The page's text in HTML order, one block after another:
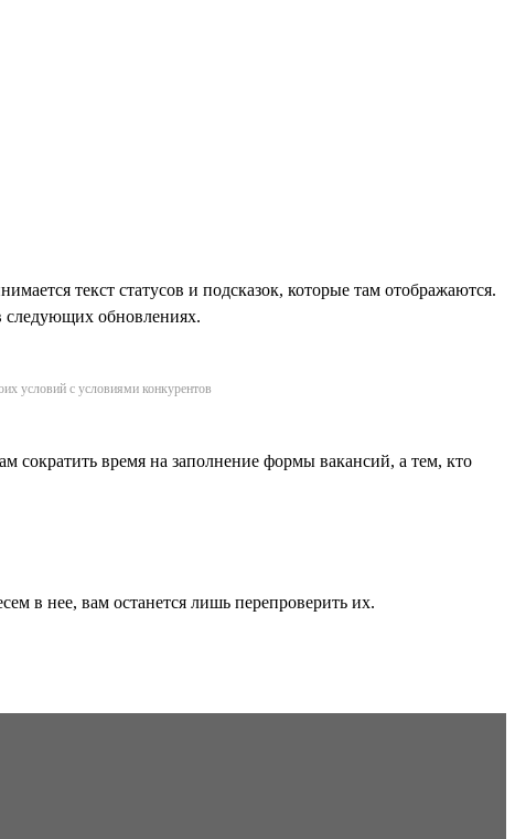
текст статусов и подсказок, которые там отображаются.
следующих обновлениях.
условий с условиями конкурентов
время на заполнение формы вакансий, а тем, кто
в нее, вам останется лишь перепроверить их.